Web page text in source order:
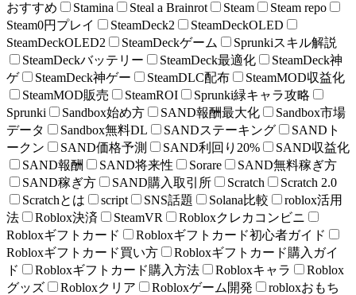
おすすめ
Stamina Steal a Brainrot Steam
Steam repo
Steam0円プレイ
SteamDeck2
SteamDeckOLED
SteamDeckOLED2
SteamDeckゲーム
Sprunkiスキル解説
SteamDeckバッテリー
SteamDeck最適化
SteamDeck神
ゲ
SteamDeck神ゲー SteamDLC配布
SteamMOD収益化
SteamMOD販売
SteamROI
Sprunki緑キャラ攻略
Sprunki
Sandbox始め方 SAND報酬最大化
Sandbox市場
データ
Sandbox無料DL SANDステーキング
SANDト
ークン
SAND価格予測 SAND利回り20%
SAND収益化
SAND報酬
SAND将来性 Sorare
SAND無料稼ぎ方
SAND稼ぎ方
SAND購入取引所 Scratch
Scratch 2.0
Scratchとは
script SNS話題 Solana比較
roblox活用
法
Roblox決済 SteamVR
Robloxクレカコンビニ
Robloxギフトカード
Robloxギフトカード初心者ガイド
Robloxギフトカード買い方
Robloxギフトカード購入ガイ
ド
Robloxギフトカード購入方法 Robloxキャラ
Roblox
グッズ
Robloxクリア Robloxゲーム開発
robloxおもち